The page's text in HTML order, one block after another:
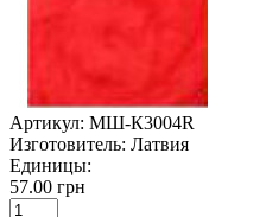
Артикул: МШ-К3004R
Изготовитель: Латвия
Единицы:
57.00 грн